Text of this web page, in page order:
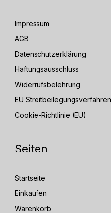
Impressum
AGB
Datenschutzerklärung
Haftungsausschluss
Widerrufsbelehrung
EU Streitbeilegungsverfahren
Cookie-Richtlinie (EU)
Seiten
Startseite
Einkaufen
Warenkorb